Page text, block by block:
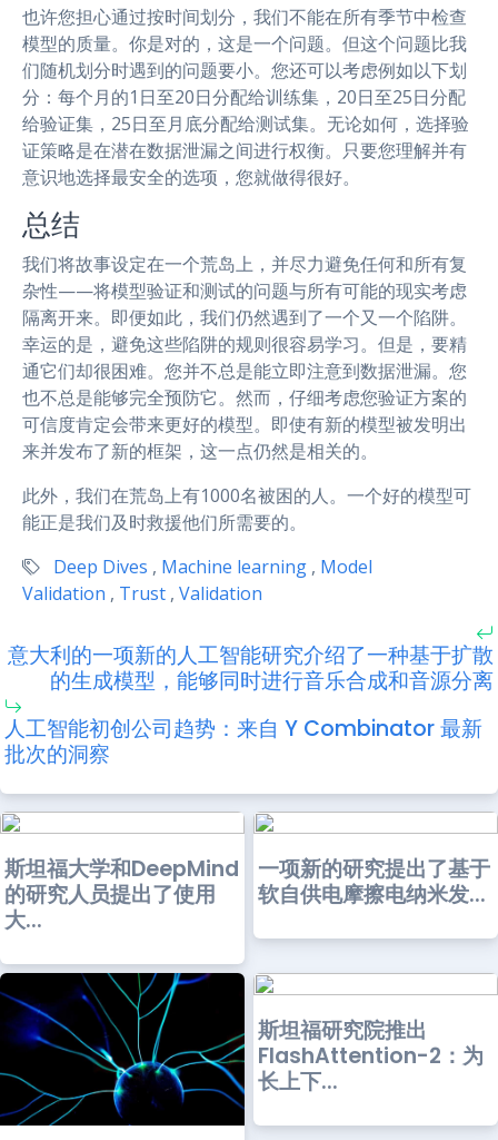
也许您担心通过按时间划分，我们不能在所有季节中检查
模型的质量。你是对的，这是一个问题。但这个问题比我
们随机划分时遇到的问题要小。您还可以考虑例如以下划
分：每个月的1日至20日分配给训练集，20日至25日分配
给验证集，25日至月底分配给测试集。无论如何，选择验
证策略是在潜在数据泄漏之间进行权衡。只要您理解并有
意识地选择最安全的选项，您就做得很好。
总结
我们将故事设定在一个荒岛上，并尽力避免任何和所有复
杂性——将模型验证和测试的问题与所有可能的现实考虑
隔离开来。即便如此，我们仍然遇到了一个又一个陷阱。
幸运的是，避免这些陷阱的规则很容易学习。但是，要精
通它们却很困难。您并不总是能立即注意到数据泄漏。您
也不总是能够完全预防它。然而，仔细考虑您验证方案的
可信度肯定会带来更好的模型。即使有新的模型被发明出
来并发布了新的框架，这一点仍然是相关的。
此外，我们在荒岛上有1000名被困的人。一个好的模型可
能正是我们及时救援他们所需要的。
Deep Dives , Machine learning , Model
Validation , Trust , Validation
意大利的一项新的人工智能研究介绍了一种基于扩散
的生成模型，能够同时进行音乐合成和音源分离
人工智能初创公司趋势：来自 Y Combinator 最新
批次的洞察
斯坦福大学和DeepMind
的研究人员提出了使用
大...
一项新的研究提出了基于
软自供电摩擦电纳米发...
斯坦福研究院推出
FlashAttention-2：为
长上下...